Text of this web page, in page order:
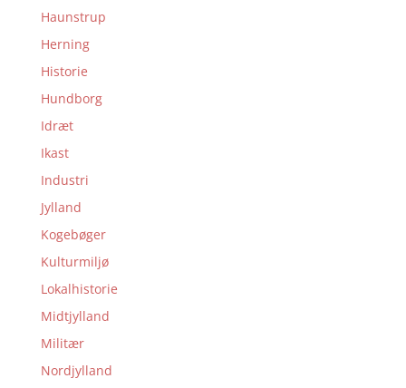
Haunstrup
Herning
Historie
Hundborg
Idræt
Ikast
Industri
Jylland
Kogebøger
Kulturmiljø
Lokalhistorie
Midtjylland
Militær
Nordjylland